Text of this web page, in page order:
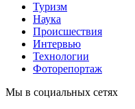
Туризм
Наука
Происшествия
Интервью
Технологии
Фоторепортаж
Мы в социальных сетях